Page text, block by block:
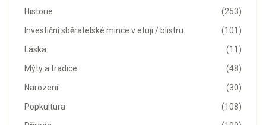
(253)
Historie
(101)
Investiční sběratelské mince v etuji / blistru
(11)
Láska
(48)
Mýty a tradice
(30)
Narození
(108)
Popkultura